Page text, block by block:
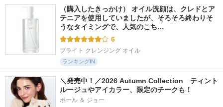
（購入したきっかけ） オイル洗顔は、クレドとア
テニアを使用していましたが、そろそろ終わりそ
うなタイミングで、人気のこち…
6
ブライト クレンジング オイル
ランキングIN
＼発売中！／2026 Autumn Collection　ティント
ルージュやアイカラー、限定のチークも！
ポール ＆ ジョー